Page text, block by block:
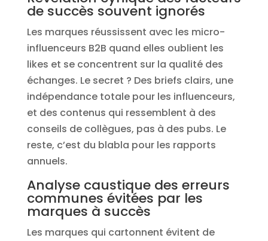
de succès souvent ignorés
Les marques réussissent avec les micro-
influenceurs B2B quand elles oublient les
likes et se concentrent sur la qualité des
échanges. Le secret ? Des briefs clairs, une
indépendance totale pour les influenceurs,
et des contenus qui ressemblent à des
conseils de collègues, pas à des pubs. Le
reste, c’est du blabla pour les rapports
annuels.
Analyse caustique des erreurs
communes évitées par les
marques à succès
Les marques qui cartonnent évitent de